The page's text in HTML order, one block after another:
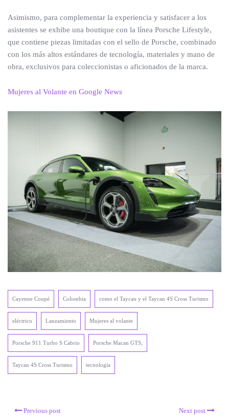
Asimismo, para complementar la experiencia y satisfacer a los
asistentes se exhibe una boutique con la línea Porsche Lifestyle,
que contiene piezas limitadas con el sello de Porsche, combinado
con los más altos estándares de tecnología, materiales y mano de
obra, exclusivos para coleccionistas o aficionados de la marca.
Mujeres al Volante en Google News
Cayenne Coupé Colombia como el Taycan y el Taycan 4S Cross Turismo
eléctrico Lanzamiento Mujeres al volante
Porsche 911 Turbo S Cabrio Porsche Macan GTS;
Taycan 4S Cross Turismo tecnología
Previous post Next post